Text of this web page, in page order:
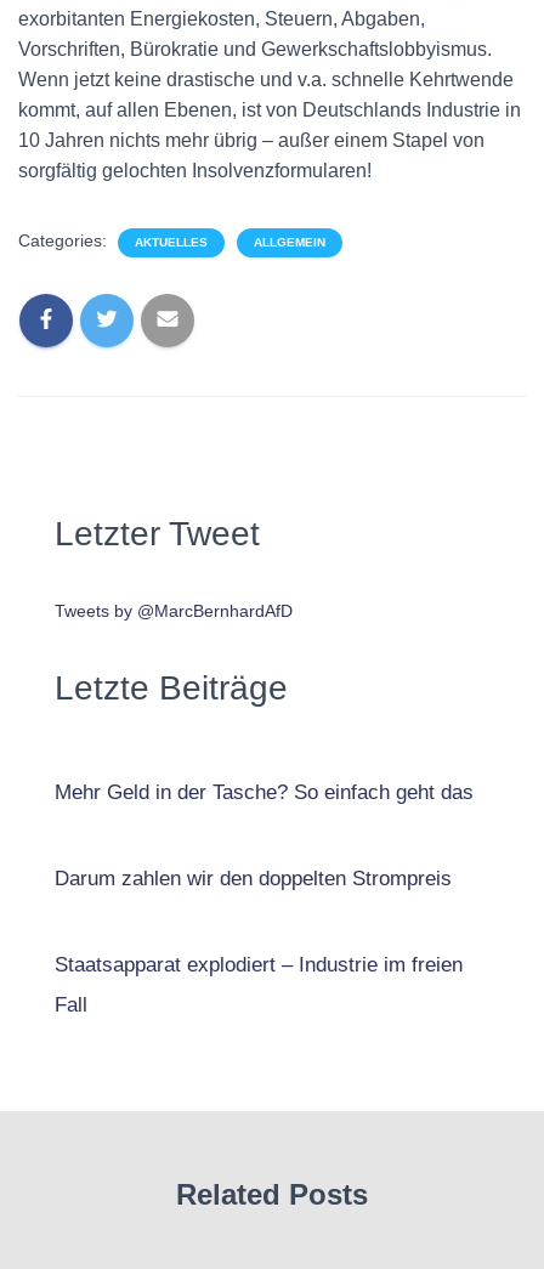
exorbitanten Energiekosten, Steuern, Abgaben,
Vorschriften, Bürokratie und Gewerkschaftslobbyismus.
Wenn jetzt keine drastische und v.a. schnelle Kehrtwende
kommt, auf allen Ebenen, ist von Deutschlands Industrie in
10 Jahren nichts mehr übrig – außer einem Stapel von
sorgfältig gelochten Insolvenzformularen!
Categories: AKTUELLES ALLGEMEIN
Letzter Tweet
Tweets by @MarcBernhardAfD
Letzte Beiträge
Mehr Geld in der Tasche? So einfach geht das
Darum zahlen wir den doppelten Strompreis
Staatsapparat explodiert – Industrie im freien
Fall
Related Posts